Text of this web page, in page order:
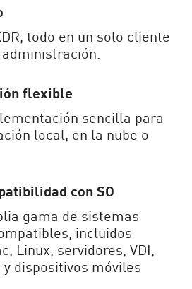
todo en un solo cliente
flexible
sencilla para
local, en la nube o
con SO
gama de sistemas
incluidos
Linux, servidores, VDI,
y dispositivos móviles